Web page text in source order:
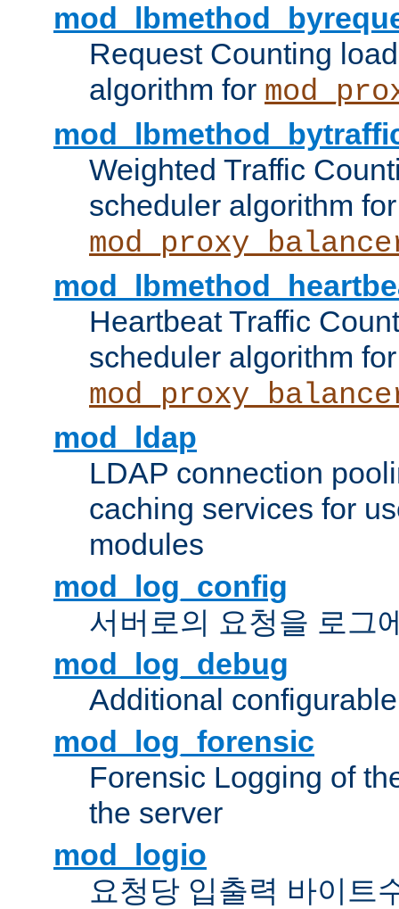
Request Counting
algorithm for
Weighted Traffic
scheduler algorithm for
Heartbeat Traffic
scheduler algorithm for
mod_ldap
LDAP connection
caching services for
modules
mod_log_config
서버로의 요청을 로그
mod_log_debug
Additional
mod_log_forensic
Forensic Logging of
the server
mod_logio
요청당 입출력 바이트